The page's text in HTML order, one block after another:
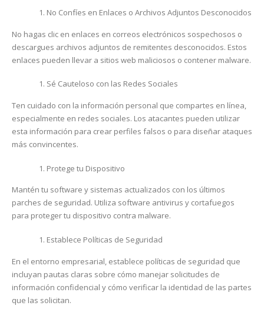
No Confíes en Enlaces o Archivos Adjuntos Desconocidos
No hagas clic en enlaces en correos electrónicos sospechosos o
descargues archivos adjuntos de remitentes desconocidos. Estos
enlaces pueden llevar a sitios web maliciosos o contener malware.
Sé Cauteloso con las Redes Sociales
Ten cuidado con la información personal que compartes en línea,
especialmente en redes sociales. Los atacantes pueden utilizar
esta información para crear perfiles falsos o para diseñar ataques
más convincentes.
Protege tu Dispositivo
Mantén tu software y sistemas actualizados con los últimos
parches de seguridad. Utiliza software antivirus y cortafuegos
para proteger tu dispositivo contra malware.
Establece Políticas de Seguridad
En el entorno empresarial, establece políticas de seguridad que
incluyan pautas claras sobre cómo manejar solicitudes de
información confidencial y cómo verificar la identidad de las partes
que las solicitan.